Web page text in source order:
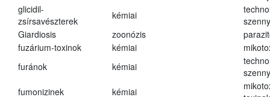
glicidil-
zsírsavészterek
kémiai
Giardiosis
zoonózis
fuzárium-toxinok
kémiai
furánok
kémiai
fumonizinek
kémiai